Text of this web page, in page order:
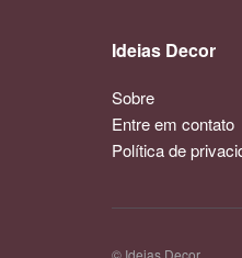
Ideias Decor
Sobre
Entre em contato
Política de
© Ideias Decor